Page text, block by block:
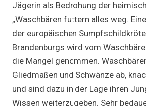
Jägerin als Bedrohung der
„Waschbären futtern alles weg.
der europäischen
Brandenburgs wird vom
die Mangel genommen.
Gliedmaßen und Schwänze ab,
und sind dazu in der Lage ihren
Wissen weiterzugeben. Sehr